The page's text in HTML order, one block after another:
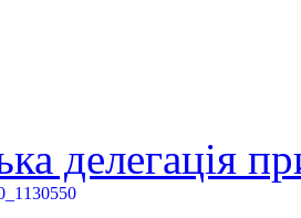
делегація